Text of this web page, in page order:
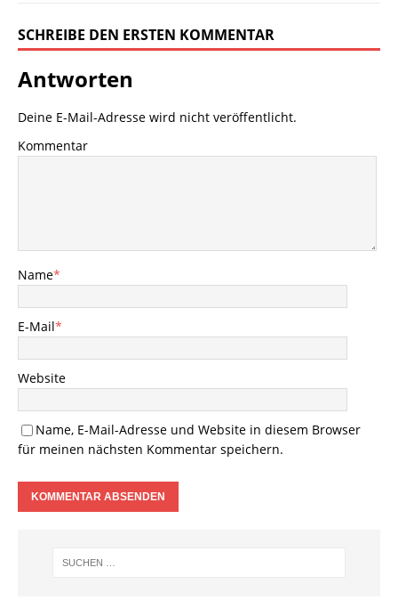
SCHREIBE DEN ERSTEN KOMMENTAR
Antworten
Deine E-Mail-Adresse wird nicht veröffentlicht.
Kommentar
Name*
E-Mail*
Website
Name, E-Mail-Adresse und Website in diesem Browser
für meinen nächsten Kommentar speichern.